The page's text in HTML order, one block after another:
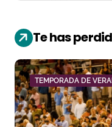
Te has
TEMPORADA DE